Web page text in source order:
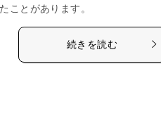
ことがあります。
続きを読む